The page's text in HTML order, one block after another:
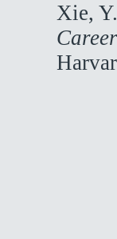
Xie,